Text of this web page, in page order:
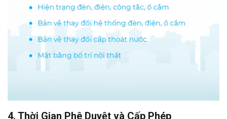
4. Thời Gian Phê Duyệt và Cấp Phép